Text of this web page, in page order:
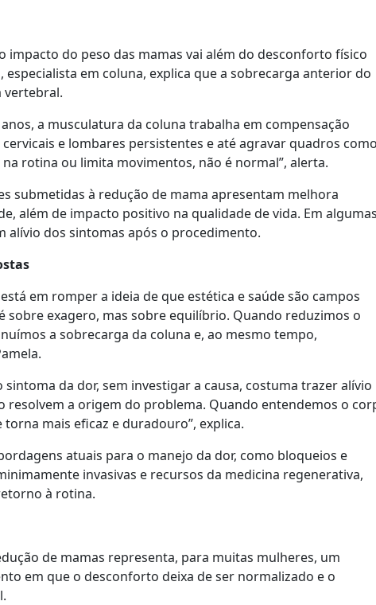
do peso das mamas vai além do desconforto físico
em coluna, explica que a sobrecarga anterior do
vertebral.
a musculatura da coluna trabalha em compensação
e lombares persistentes e até agravar quadros como
rotina ou limita movimentos, não é normal”, alerta.
submetidas à redução de mama apresentam melhora
além de impacto positivo na qualidade de vida. Em algumas
alívio dos sintomas após o procedimento.
em romper a ideia de que estética e saúde são campos
sobre exagero, mas sobre equilíbrio. Quando reduzimos o
a sobrecarga da coluna e, ao mesmo tempo,
da dor, sem investigar a causa, costuma trazer alívio
resolvem a origem do problema. Quando entendemos o
mais eficaz e duradouro”, explica.
atuais para o manejo da dor, como bloqueios e
invasivas e recursos da medicina regenerativa,
à rotina.
de mamas representa, para muitas mulheres, um
em que o desconforto deixa de ser normalizado e o